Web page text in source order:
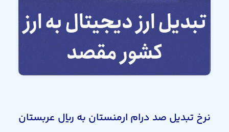
نرخ تبدیل صد درام ارمنستان به ریال عربستان